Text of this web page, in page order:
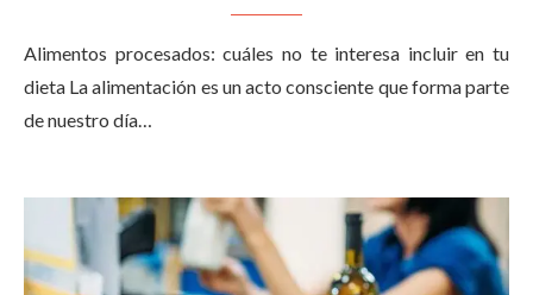
Alimentos procesados: cuáles no te interesa incluir en tu
dieta La alimentación es un acto consciente que forma parte
de nuestro día…